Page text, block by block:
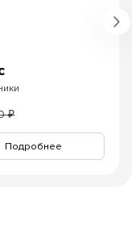
₽
Подробнее